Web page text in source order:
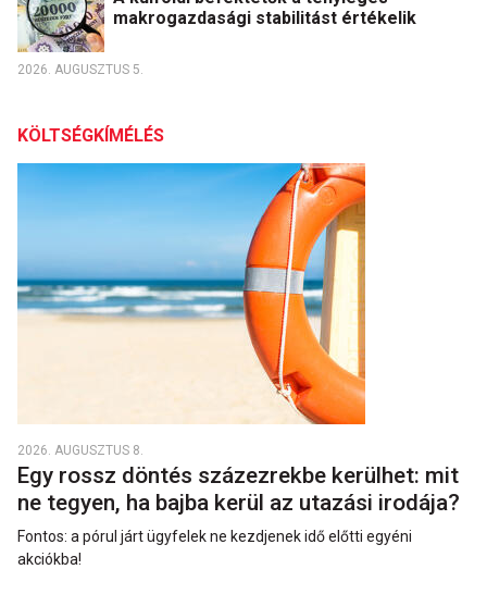
makrogazdasági stabilitást értékelik
2026. AUGUSZTUS 5.
KÖLTSÉGKÍMÉLÉS
2026. AUGUSZTUS 8.
Egy rossz döntés százezrekbe kerülhet: mit
ne tegyen, ha bajba kerül az utazási irodája?
Fontos: a pórul járt ügyfelek ne kezdjenek idő előtti egyéni
akciókba!